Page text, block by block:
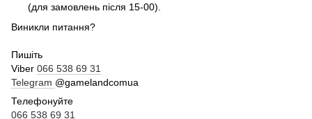
(для замовлень після 15-00).
Виникли питання?
Пишіть
Viber 066 538 69 31
Telegram @gamelandcomua
Телефонуйте
066 538 69 31